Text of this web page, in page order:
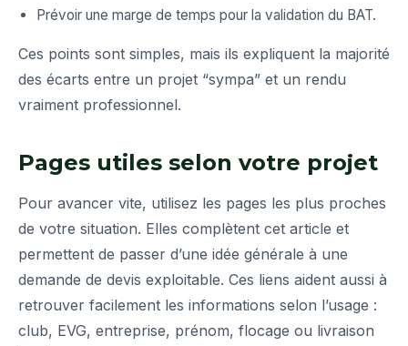
Prévoir une marge de temps pour la validation du BAT.
Ces points sont simples, mais ils expliquent la majorité
des écarts entre un projet “sympa” et un rendu
vraiment professionnel.
Pages utiles selon votre projet
Pour avancer vite, utilisez les pages les plus proches
de votre situation. Elles complètent cet article et
permettent de passer d’une idée générale à une
demande de devis exploitable. Ces liens aident aussi à
retrouver facilement les informations selon l’usage :
club, EVG, entreprise, prénom, flocage ou livraison